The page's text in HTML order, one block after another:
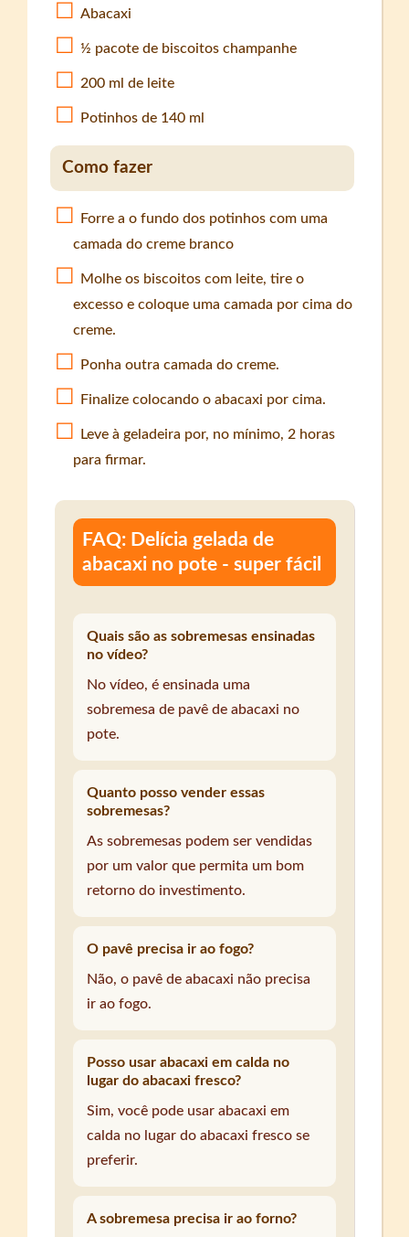
Abacaxi
½ pacote de biscoitos champanhe
200 ml de leite
Potinhos de 140 ml
Como fazer
Forre a o fundo dos potinhos com uma
camada do creme branco
Molhe os biscoitos com leite, tire o
excesso e coloque uma camada por cima do
creme.
Ponha outra camada do creme.
Finalize colocando o abacaxi por cima.
Leve à geladeira por, no mínimo, 2 horas
para firmar.
FAQ: Delícia gelada de
abacaxi no pote - super fácil
Quais são as sobremesas ensinadas
no vídeo?
No vídeo, é ensinada uma
sobremesa de pavê de abacaxi no
pote.
Quanto posso vender essas
sobremesas?
As sobremesas podem ser vendidas
por um valor que permita um bom
retorno do investimento.
O pavê precisa ir ao fogo?
Não, o pavê de abacaxi não precisa
ir ao fogo.
Posso usar abacaxi em calda no
lugar do abacaxi fresco?
Sim, você pode usar abacaxi em
calda no lugar do abacaxi fresco se
preferir.
A sobremesa precisa ir ao forno?